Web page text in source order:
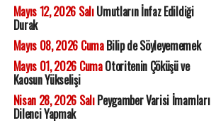
Mayıs 12, 2026 SalıUmutların İnfaz Edildiği
Durak
Mayıs 08, 2026 CumaBilip de Söyleyememek
Mayıs 01, 2026 CumaOtoritenin Çöküşü ve
Kaosun Yükselişi
Nisan 28, 2026 SalıPeygamber Varisi İmamları
Dilenci Yapmak